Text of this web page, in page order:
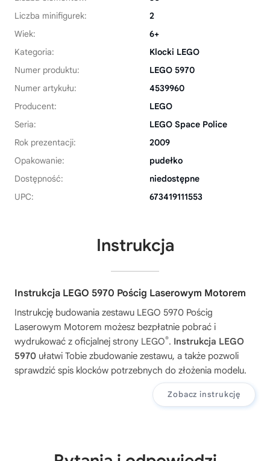
Liczba minifigurek:
2
Wiek:
6+
Kategoria:
Klocki LEGO
Numer produktu:
LEGO 5970
Numer artykułu:
4539960
Producent:
LEGO
Seria:
LEGO Space Police
Rok prezentacji:
2009
Opakowanie:
pudełko
Dostępność:
niedostępne
UPC:
673419111553
Instrukcja
Instrukcja LEGO 5970 Pościg Laserowym Motorem
Instrukcję budowania zestawu LEGO 5970 Pościg
Laserowym Motorem możesz bezpłatnie pobrać i
wydrukować z oficjalnej strony LEGO®. Instrukcja LEGO
5970 ułatwi Tobie zbudowanie zestawu, a także pozwoli
sprawdzić spis klocków potrzebnych do złożenia modelu.
Zobacz instrukcję